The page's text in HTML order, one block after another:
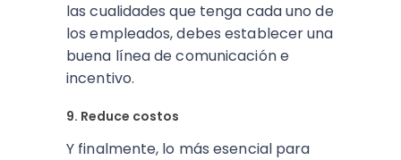
las cualidades que tenga cada uno de
los empleados, debes establecer una
buena línea de comunicación e
incentivo.
9. Reduce costos
Y finalmente, lo más esencial para